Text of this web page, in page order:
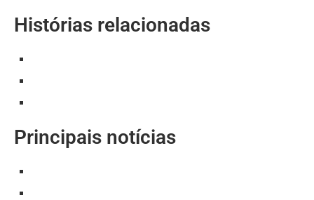
Histórias relacionadas
Principais notícias